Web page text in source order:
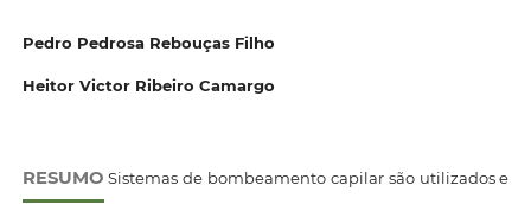
Pedro Pedrosa Rebouças Filho
Heitor Victor Ribeiro Camargo
RESUMO Sistemas de bombeamento capilar são utilizados e